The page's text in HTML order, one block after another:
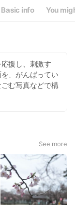
Basic info You
援し、刺激す
、がんばってい
む写真などで構
しい紙面づくり
See more